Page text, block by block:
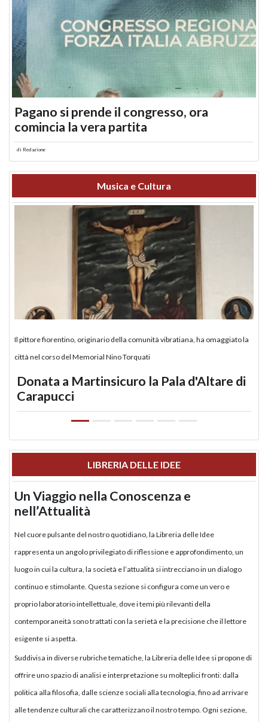
Pagano si prende il congresso, ora
comincia la vera partita
di Redazione
Musica e Cultura
Il pittore fiorentino, originario della comunità vibratiana, ha omaggiato la
città nel corso del Memorial Nino Torquati
Donata a Martinsicuro la Pala d'Altare di
Carapucci
LIBRERIA DELLE IDEE
Un Viaggio nella Conoscenza e
nell’Attualità
Nel cuore pulsante del nostro quotidiano, la Libreria delle Idee
rappresenta un angolo privilegiato di riflessione e approfondimento, un
luogo in cui la cultura, la società e l’attualità si intrecciano in un dialogo
continuo e stimolante. Questa sezione si configura come un vero e
proprio laboratorio intellettuale, dove i temi più rilevanti della
contemporaneità sono trattati con la serietà e la precisione che il lettore
esigente si aspetta.
Suddivisa in diverse rubriche tematiche, la Libreria delle Idee si propone di
offrire uno spazio di analisi e interpretazione su molteplici fronti: dalla
politica alla filosofia, dalle scienze sociali alla tecnologia, fino ad arrivare
alle tendenze culturali che caratterizzano il nostro tempo. Ogni sezione,